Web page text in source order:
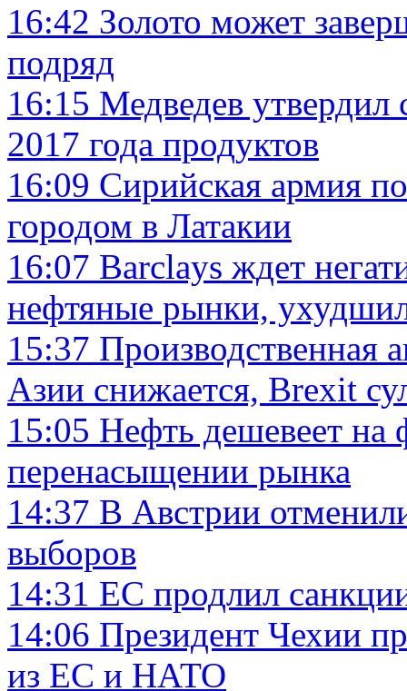
16:42 Золото может
подряд
16:15 Медведев
2017 года продуктов
16:09 Сирийская армия
городом в Латакии
16:07 Barclays ждет
нефтяные рынки,
15:37 Производственная
Азии снижается, Brexit
15:05 Нефть дешевеет на
перенасыщении рынка
14:37 В Австрии
выборов
14:31 ЕС продлил
14:06 Президент Чехии
из ЕС и НАТО